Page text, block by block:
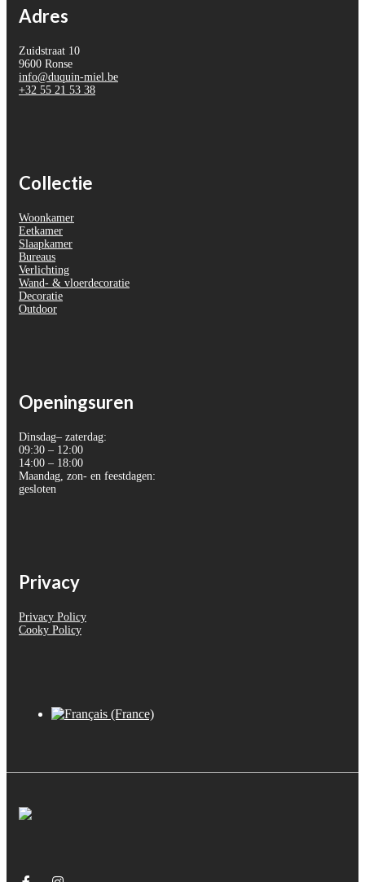
Adres
Zuidstraat 10
9600 Ronse
info@duquin-miel.be
+32 55 21 53 38
Collectie
Woonkamer
Eetkamer
Slaapkamer
Bureaus
Verlichting
Wand- & vloerdecoratie
Decoratie
Outdoor
Openingsuren
Dinsdag– zaterdag:
09:30 – 12:00
14:00 – 18:00
Maandag, zon- en feestdagen:
gesloten
Privacy
Privacy Policy
Cooky Policy